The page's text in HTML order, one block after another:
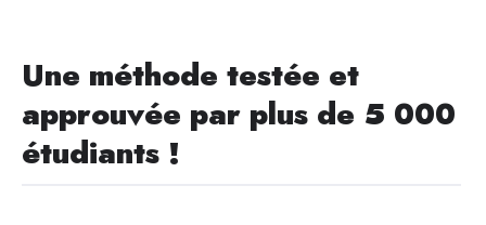
Une méthode testée et
approuvée par plus de 5 000
étudiants !